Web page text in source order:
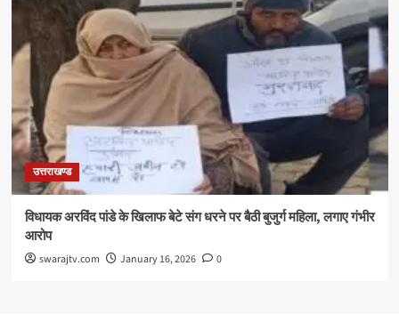
उत्तराखण्ड
विधायक अरविंद पांडे के खिलाफ बेटे संग धरने पर बैठी बुजुर्ग महिला, लगाए गंभीर
आरोप
swarajtv.com January 16, 2026 0